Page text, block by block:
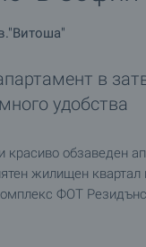
в
удобства
красиво обзаведен
жилищен квартал
ФОТ